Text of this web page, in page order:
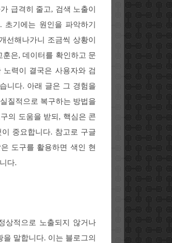
급격히 줄고, 검색 노출이
기에는 원인을 파악하기
선해나가니 조금씩 상황이
은, 데이터를 확인하고 문
력이 결국은 사용자와 검
니다. 아래 글은 그 경험을
질적으로 복구하는 방법을
의 도움을 받되, 핵심은 콘
중요합니다. 참고로 구글
도구를 활용하면 색인 현
다.
상적으로 노출되지 않거나
말합니다. 이는 블로그의